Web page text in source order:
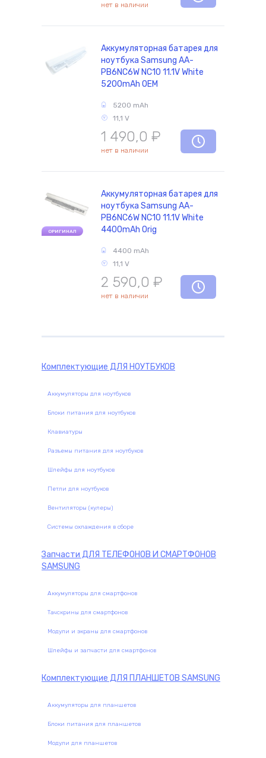
нет в наличии
Аккумуляторная батарея для
ноутбука Samsung AA-
PB6NC6W NC10 11.1V White
5200mAh OEM
5200 mAh
11,1 V
1 490,0 ₽
нет в наличии
ОРИГИНАЛ
Аккумуляторная батарея для
ноутбука Samsung AA-
PB6NC6W NC10 11.1V White
4400mAh Orig
4400 mAh
11,1 V
2 590,0 ₽
нет в наличии
Комплектующие ДЛЯ НОУТБУКОВ
Аккумуляторы для ноутбуков
Блоки питания для ноутбуков
Клавиатуры
Разъемы питания для ноутбуков
Шлейфы для ноутбуков
Петли для ноутбуков
Вентиляторы (кулеры)
Системы охлаждения в сборе
Запчасти ДЛЯ ТЕЛЕФОНОВ И СМАРТФОНОВ
SAMSUNG
Аккумуляторы для смартфонов
Тачскрины для смартфонов
Модули и экраны для смартфонов
Шлейфы и запчасти для смартфонов
Комплектующие ДЛЯ ПЛАНШЕТОВ SAMSUNG
Аккумуляторы для планшетов
Блоки питания для планшетов
Модули для планшетов